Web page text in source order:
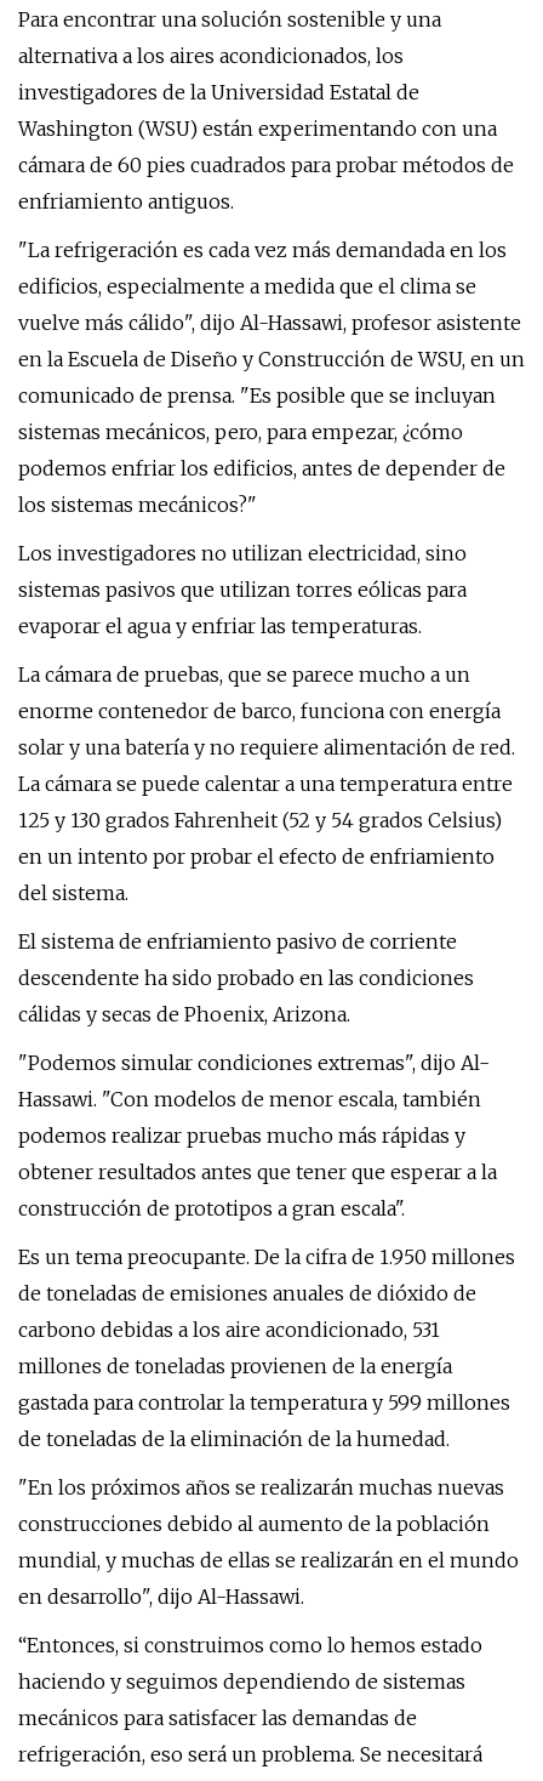
Para encontrar una solución sostenible y una
alternativa a los aires acondicionados, los
investigadores de la Universidad Estatal de
Washington (WSU) están experimentando con una
cámara de 60 pies cuadrados para probar métodos de
enfriamiento antiguos.
"La refrigeración es cada vez más demandada en los
edificios, especialmente a medida que el clima se
vuelve más cálido", dijo Al-Hassawi, profesor asistente
en la Escuela de Diseño y Construcción de WSU, en un
comunicado de prensa. "Es posible que se incluyan
sistemas mecánicos, pero, para empezar, ¿cómo
podemos enfriar los edificios, antes de depender de
los sistemas mecánicos?"
Los investigadores no utilizan electricidad, sino
sistemas pasivos que utilizan torres eólicas para
evaporar el agua y enfriar las temperaturas.
La cámara de pruebas, que se parece mucho a un
enorme contenedor de barco, funciona con energía
solar y una batería y no requiere alimentación de red.
La cámara se puede calentar a una temperatura entre
125 y 130 grados Fahrenheit (52 y 54 grados Celsius)
en un intento por probar el efecto de enfriamiento
del sistema.
El sistema de enfriamiento pasivo de corriente
descendente ha sido probado en las condiciones
cálidas y secas de Phoenix, Arizona.
"Podemos simular condiciones extremas", dijo Al-
Hassawi. "Con modelos de menor escala, también
podemos realizar pruebas mucho más rápidas y
obtener resultados antes que tener que esperar a la
construcción de prototipos a gran escala".
Es un tema preocupante. De la cifra de 1.950 millones
de toneladas de emisiones anuales de dióxido de
carbono debidas a los aire acondicionado, 531
millones de toneladas provienen de la energía
gastada para controlar la temperatura y 599 millones
de toneladas de la eliminación de la humedad.
"En los próximos años se realizarán muchas nuevas
construcciones debido al aumento de la población
mundial, y muchas de ellas se realizarán en el mundo
en desarrollo", dijo Al-Hassawi.
“Entonces, si construimos como lo hemos estado
haciendo y seguimos dependiendo de sistemas
mecánicos para satisfacer las demandas de
refrigeración, eso será un problema. Se necesitará